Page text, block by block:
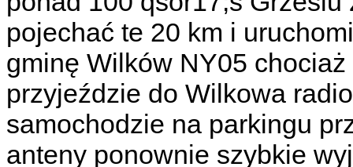
pojechać te 20 km i
gminę Wilków NY05
przyjeździe do Wilkowa
samochodzie na parkingu
anteny ponownie szybkie